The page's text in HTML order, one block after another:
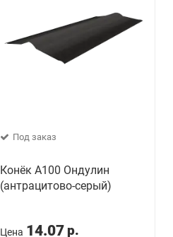
Под заказ
Конёк А100 Ондулин
(антрацитово-серый)
Цена 14.07 р.